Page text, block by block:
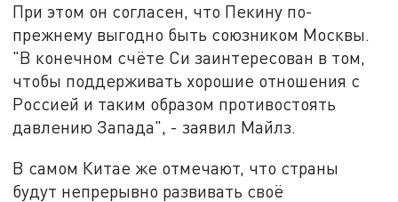
При этом он согласен, что Пекину по-
прежнему выгодно быть союзником Москвы.
"В конечном счёте Си заинтересован в том,
чтобы поддерживать хорошие отношения с
Россией и таким образом противостоять
давлению Запада", - заявил Майлз.
В самом Китае же отмечают, что страны
будут непрерывно развивать своё